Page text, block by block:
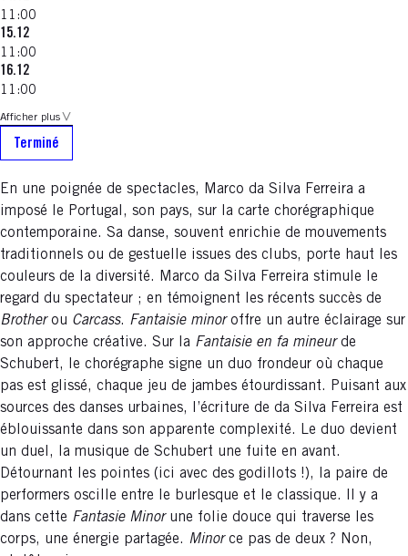
11:00
15.12
11:00
16.12
11:00
Afficher plus
Terminé
En une poignée de spectacles, Marco da Silva Ferreira a
imposé le Portugal, son pays, sur la carte chorégraphique
contemporaine. Sa danse, souvent enrichie de mouvements
traditionnels ou de gestuelle issues des clubs, porte haut les
couleurs de la diversité. Marco da Silva Ferreira stimule le
regard du spectateur ; en témoignent les récents succès de
Brotherou Carcass. Fantaisie minoroffre un autre éclairage sur
son approche créative. Sur la Fantaisie en fa mineurde
Schubert, le chorégraphe signe un duo frondeur où chaque
pas est glissé, chaque jeu de jambes étourdissant. Puisant aux
sources des danses urbaines, l’écriture de da Silva Ferreira est
éblouissante dans son apparente complexité. Le duo devient
un duel, la musique de Schubert une fuite en avant.
Détournant les pointes (ici avec des godillots !), la paire de
performers oscille entre le burlesque et le classique. Il y a
dans cette Fantasie Minorune folie douce qui traverse les
corps, une énergie partagée. Minorce pas de deux ? Non,